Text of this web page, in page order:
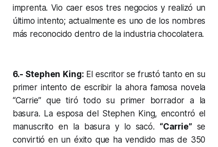
imprenta. Vio caer esos tres negocios y realizó un
último intento; actualmente es uno de los nombres
más reconocido dentro de la industria chocolatera.
6.- Stephen King: El escritor se frustó tanto en su
primer intento de escribir la ahora famosa novela
“Carrie” que tiró todo su primer borrador a la
basura. La esposa del Stephen King, encontró el
manuscrito en la basura y lo sacó. “Carrie” se
convirtió en un éxito que ha vendido mas de 350